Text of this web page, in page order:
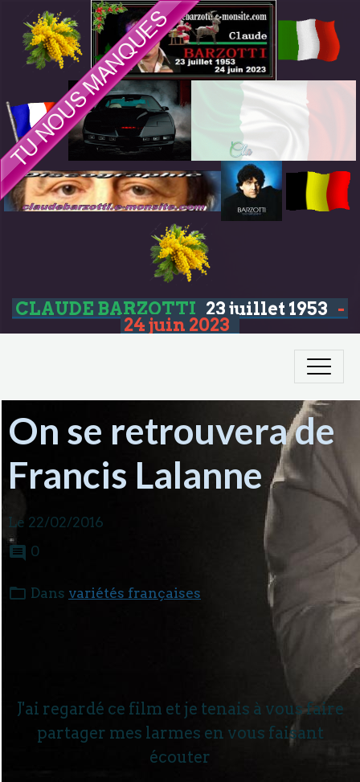
CLAUDE BARZOTTI 23 juillet 1953 -
24 juin 2023
On se retrouvera de
Francis Lalanne
Le 22/02/2016
0
Dans variétés françaises
J'ai regardé ce film et je tenais à vous faire
partager mes larmes en vous faisant
écouter